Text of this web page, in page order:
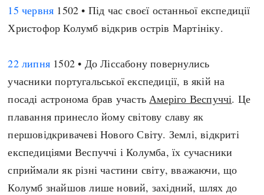
15 червня 1502 • Під час своєї останньої експедиції
Христофор Колумб відкрив острів Мартініку.
22 липня 1502 • До Ліссабону повернулись
учасники португальської експедиції, в якій на
посаді астронома брав участьАмеріго Веспуччі. Це
плавання принесло йому світову славу як
першовідкривачеві Нового Світу. Землі, відкриті
експедиціями Веспуччі і Колумба, їх сучасники
сприймали як різні частини світу, вважаючи, що
Колумб знайшов лише новий, західний, шлях до